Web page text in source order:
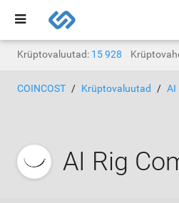
Krüptovaluutad: 15 928
COINCOST Krüptovaluutad AI
AI Rig